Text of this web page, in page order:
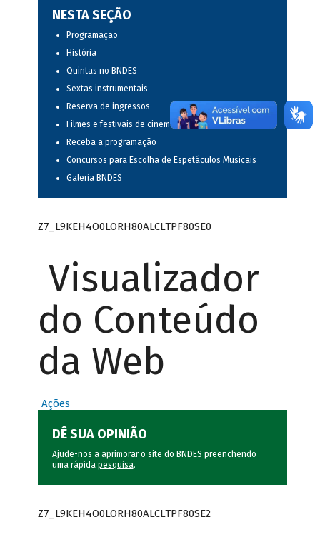
NESTA SEÇÃO
Programação
História
Quintas no BNDES
Sextas instrumentais
Reserva de ingressos
Filmes e festivais de cinema
Receba a programação
Concursos para Escolha de Espetáculos Musicais
Galeria BNDES
Z7_L9KEH4O0LORH80ALCLTPF80SE0
Visualizador
do Conteúdo
da Web
Ações
DÊ SUA OPINIÃO
Ajude-nos a aprimorar o site do BNDES preenchendo
uma rápida pesquisa.
Z7_L9KEH4O0LORH80ALCLTPF80SE2